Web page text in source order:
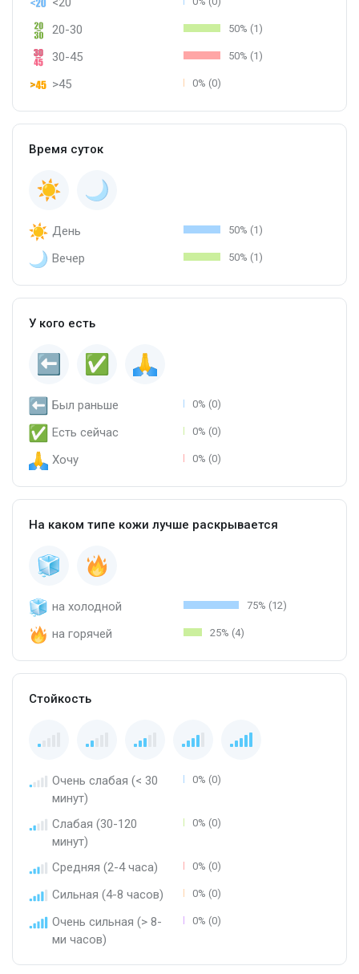
20-30 50% (1)
30-45 50% (1)
>45 0% (0)
Время суток
День 50% (1)
Вечер 50% (1)
У кого есть
Был раньше 0% (0)
Есть сейчас 0% (0)
Хочу 0% (0)
На каком типе кожи лучше раскрывается
на холодной 75% (12)
на горячей 25% (4)
Стойкость
Очень слабая (< 30
минут)
0% (0)
Слабая (30-120
минут)
0% (0)
Средняя (2-4 часа) 0% (0)
Сильная (4-8 часов) 0% (0)
Очень сильная (> 8-
ми часов)
0% (0)